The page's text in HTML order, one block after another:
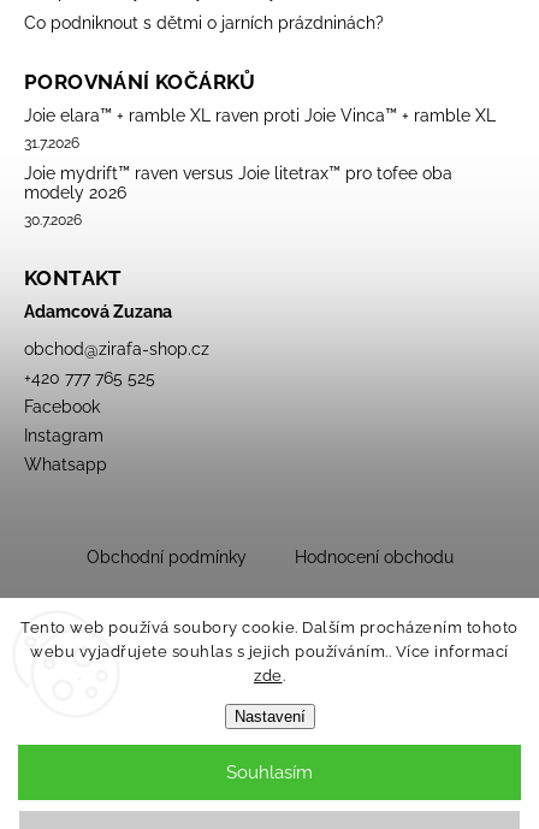
Tento web používá soubory cookie. Dalším procházením tohoto
webu vyjadřujete souhlas s jejich používáním.. Více informací
zde.
Nastavení
Souhlasím
Co podniknout s dětmi o jarních prázdninách?
POROVNÁNÍ KOČÁRKŮ
Joie elara™ + ramble XL raven proti Joie Vinca™ + ramble XL
31.7.2026
Joie mydrift™ raven versus Joie litetrax™ pro tofee oba
modely 2026
30.7.2026
KONTAKT
Adamcová Zuzana
obchod@zirafa-shop.cz
+420 777 765 525
Facebook
Instagram
Whatsapp
Obchodní podmínky Hodnocení obchodu
Copyright 2026Dětský obchůdek Žirafa. Všechna práva vyhrazena.
Upravit nastavení cookies